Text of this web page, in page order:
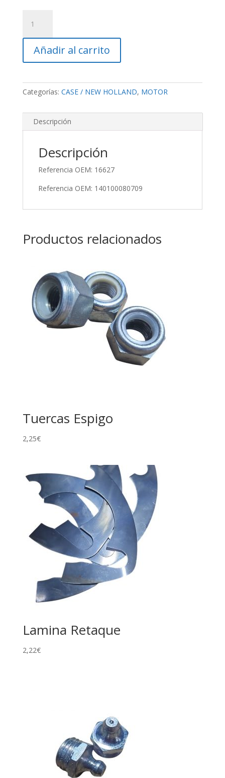
Alimentación
cantidad
Añadir al carrito
Categorías: CASE / NEW HOLLAND, MOTOR
Descripción
Descripción
Referencia OEM: 16627
Referencia OEM: 140100080709
Productos relacionados
Tuercas Espigo
2,25€
Lamina Retaque
2,22€